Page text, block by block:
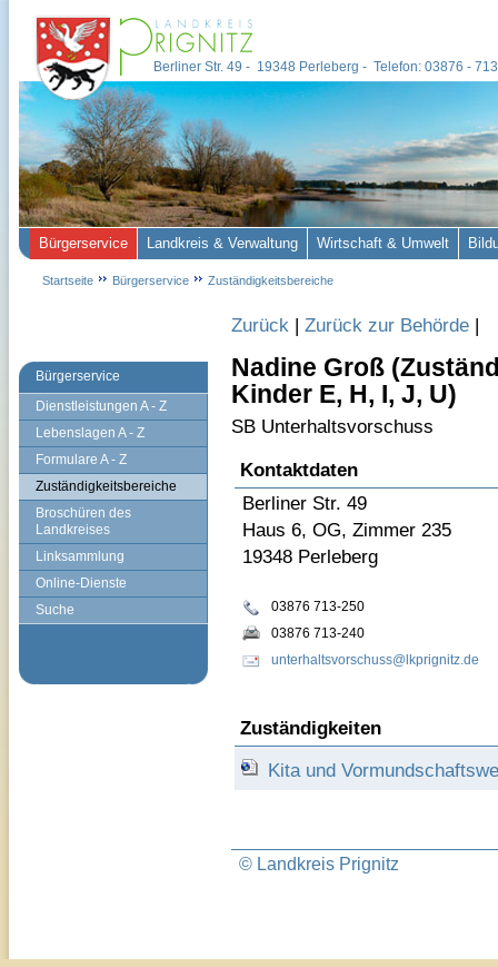
Bürgerservice
Dienstleistungen A - Z
Lebenslagen A - Z
Formulare A - Z
Zuständigkeitsbereiche
Broschüren des
Landkreises
Linksammlung
Online-Dienste
Suche
Zurück | Zurück zur Behörde |
Nadine Groß
Kinder E, H, I, J, U)
SB Unterhaltsvorschuss
Kontaktdaten
Berliner Str. 49
Haus 6, OG, Zimmer 235
19348 Perleberg
03876 713-250
03876 713-240
unterhaltsvorschuss@lkprignitz.de
Zuständigkeiten
Kita und
© Landkreis Prignitz
Berliner Str. 49 - 19348 Perleberg - Telefon: 03876 -
Bürgerservice Landkreis & Verwaltung Wirtschaft & Umwelt
Startseite Bürgerservice Zuständigkeitsbereiche